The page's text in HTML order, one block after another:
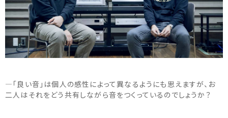
―「良い音」は個人の感性によって異なるようにも思えますが、お
二人はそれをどう共有しながら音をつくっているのでしょうか？